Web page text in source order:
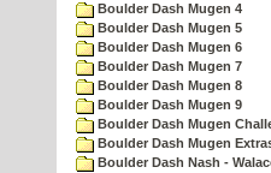
Boulder Dash Mugen 4
Boulder Dash Mugen 5
Boulder Dash Mugen 6
Boulder Dash Mugen 7
Boulder Dash Mugen 8
Boulder Dash Mugen 9
Boulder Dash Mugen
Boulder Dash Mugen
Boulder Dash Nash -